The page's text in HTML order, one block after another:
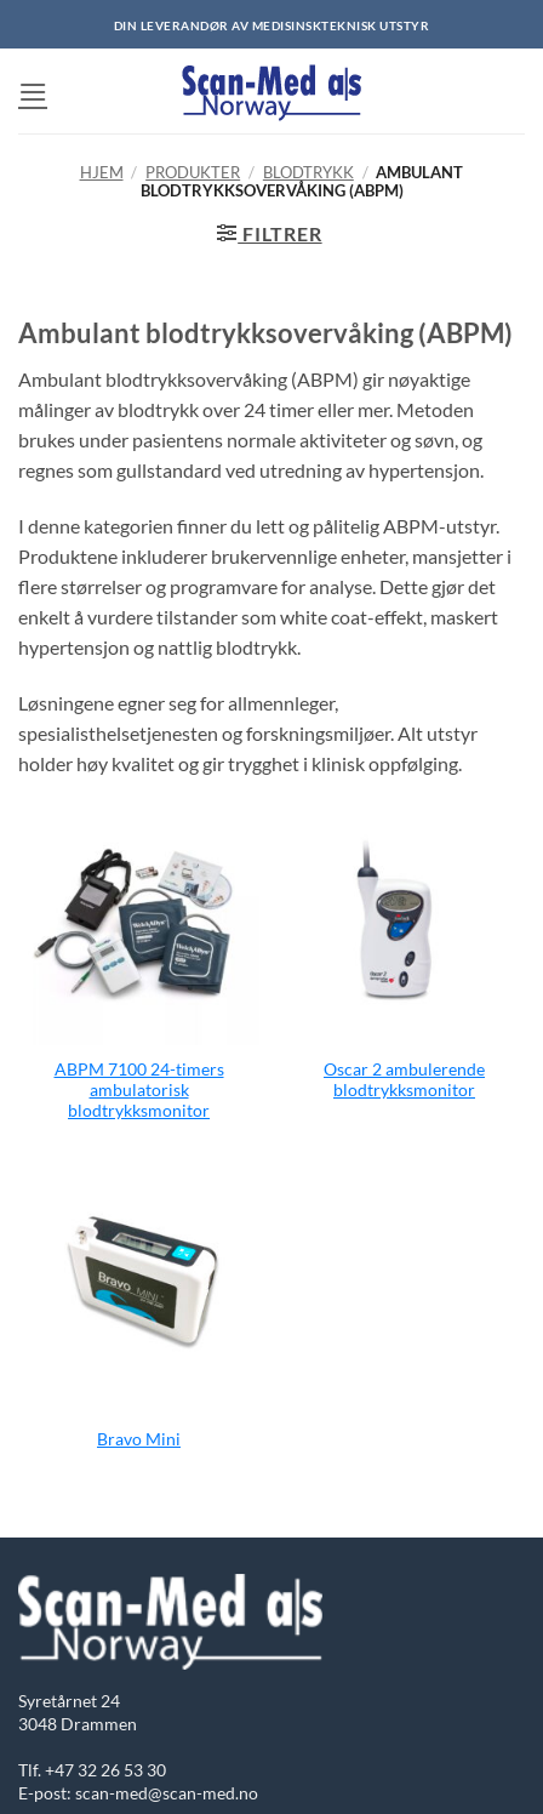
to
DIN LEVERANDØR AV MEDISINSKTEKNISK UTSTYR
HJEM / PRODUKTER / BLODTRYKK / AMBULANT
BLODTRYKKSOVERVÅKING (ABPM)
FILTRER
Ambulant blodtrykksovervåking (ABPM)
Ambulant blodtrykksovervåking (ABPM) gir nøyaktige
målinger av blodtrykk over 24 timer eller mer. Metoden
brukes under pasientens normale aktiviteter og søvn, og
regnes som gullstandard ved utredning av hypertensjon.
I denne kategorien finner du lett og pålitelig ABPM-utstyr.
Produktene inkluderer brukervennlige enheter, mansjetter i
flere størrelser og programvare for analyse. Dette gjør det
enkelt å vurdere tilstander som white coat-effekt, maskert
hypertensjon og nattlig blodtrykk.
Løsningene egner seg for allmennleger,
spesialisthelsetjenesten og forskningsmiljøer. Alt utstyr
holder høy kvalitet og gir trygghet i klinisk oppfølging.
ABPM 7100 24-timers
ambulatorisk
blodtrykksmonitor
Oscar 2 ambulerende
blodtrykksmonitor
Bravo Mini
Syretårnet 24
3048 Drammen
Tlf. +47 32 26 53 30
E-post: scan-med@scan-med.no